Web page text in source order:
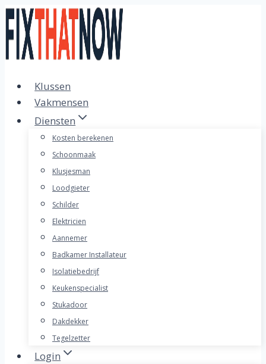
Doorgaan
naar
inhoud
Klussen
Vakmensen
Diensten
Kosten berekenen
Schoonmaak
Klusjesman
Loodgieter
Schilder
Elektricien
Aannemer
Badkamer Installateur
Isolatiebedrijf
Keukenspecialist
Stukadoor
Dakdekker
Tegelzetter
Login